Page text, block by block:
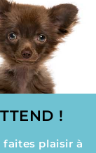
!
plaisir à